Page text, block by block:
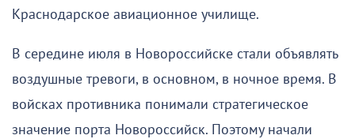
Краснодарское авиационное училище.
В середине июля в Новороссийске стали объявлять
воздушные тревоги, в основном, в ночное время. В
войсках противника понимали стратегическое
значение порта Новороссийск. Поэтому начали